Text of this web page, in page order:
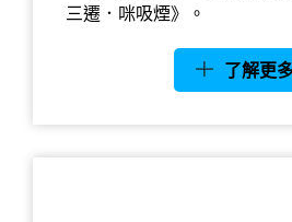
三遷．咪吸煙》。
了解更